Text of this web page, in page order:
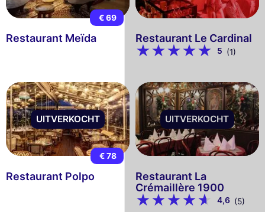
€ 69
Restaurant Meïda Restaurant Le Cardinal
5 (1)
UITVERKOCHT
€ 78
Restaurant Polpo
UITVERKOCHT
Restaurant La
Crémaillère 1900
4,6 (5)